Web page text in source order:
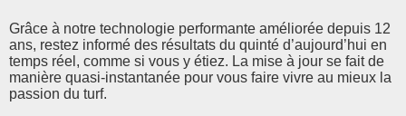
Grâce à notre technologie performante améliorée depuis 12
ans, restez informé des résultats du quinté d’aujourd’hui en
temps réel, comme si vous y étiez. La mise à jour se fait de
manière quasi-instantanée pour vous faire vivre au mieux la
passion du turf.